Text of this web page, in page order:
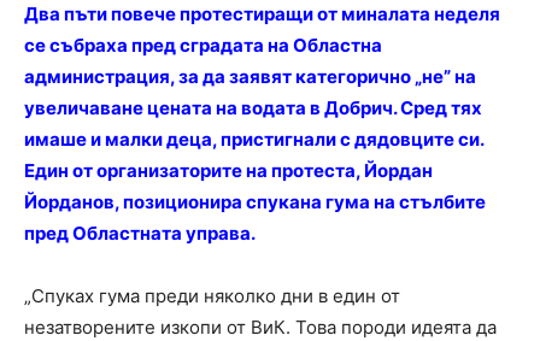
Два пъти повече протестиращи от миналата неделя
се събраха пред сградата на Областна
администрация, за да заявят категорично „не” на
увеличаване цената на водата в Добрич. Сред тях
имаше и малки деца, пристигнали с дядовците си.
Един от организаторите на протеста, Йордан
Йорданов, позиционира спукана гума на стълбите
пред Областната управа.
„Спуках гума преди няколко дни в един от
незатворените изкопи от ВиК. Това породи идеята да